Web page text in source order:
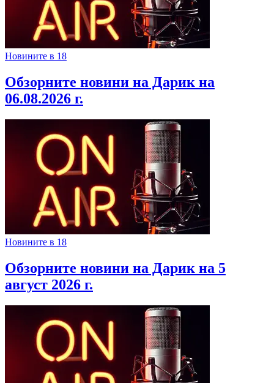
Новините в 18
Обзорните новини на Дарик на
06.08.2026 г.
Новините в 18
Обзорните новини на Дарик на 5
август 2026 г.